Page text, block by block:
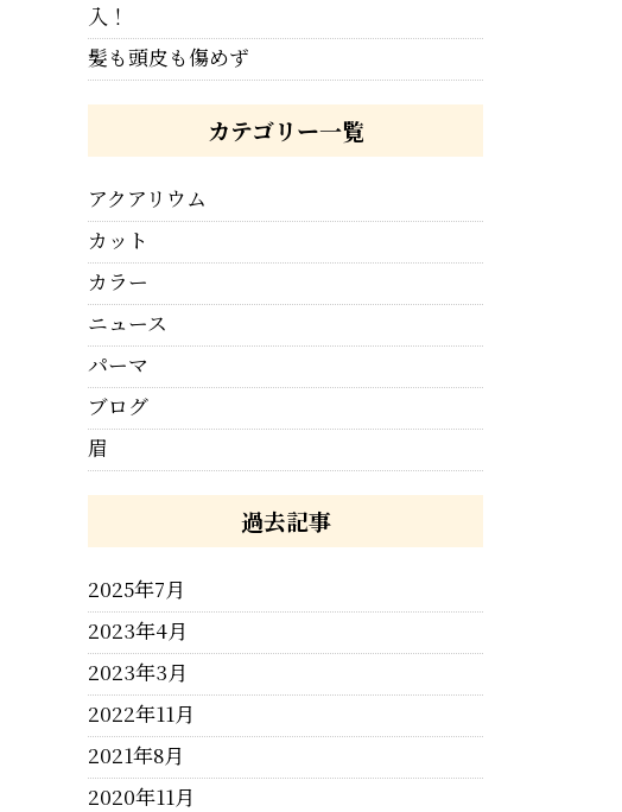
入！
髪も頭皮も傷めず
カテゴリー一覧
アクアリウム
カット
カラー
ニュース
パーマ
ブログ
眉
過去記事
2025年7月
2023年4月
2023年3月
2022年11月
2021年8月
2020年11月